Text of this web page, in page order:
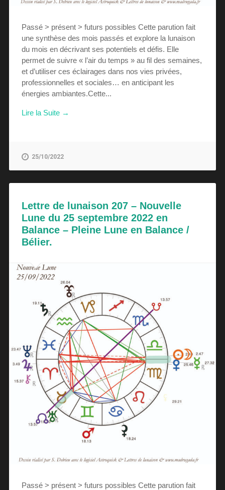
Passé > présent > futurs possibles Cette parution fait
une synthèse des mois passés et explore la lunaison
du mois en décrivant ses potentiels et défis. Elle
permet de suivre « l’air du temps » au fil des semaines,
et d’utiliser ces éclairages dans nos vies privées,
professionnelles et sociales… en anticipant les
énergies ambiantes.Cette...
Lire la Suite →
25/10/2022
Lettre de lunaison 207 – Nouvelle
Lune du 25 septembre 2022 en
Balance – Pleine Lune en Balance /
Bélier.
Passé > présent > futurs possibles Cette parution fait